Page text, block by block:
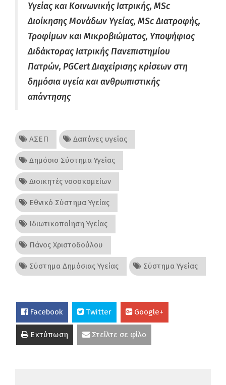
Υγείας και Κοινωνικής Ιατρικής, MSc
Διοίκησης Μονάδων Υγείας, MSc Διατροφής,
Τροφίμων και Μικροβιώματος, Υποψήφιος
Διδάκτορας Ιατρικής Πανεπιστημίου
Πατρών, PGCert Διαχείρισης κρίσεων στη
δημόσια υγεία και ανθρωπιστικής
απάντησης
ΑΣΕΠ Δαπάνες υγείας
Δημόσιο Σύστημα Υγείας
Διοικητές νοσοκομείων
Εθνικό Σύστημα Υγείας
Ιδιωτικοποίηση Υγείας
Πάνος Χριστοδούλου
Σύστημα Δημόσιας Υγείας Σύστημα Υγείας
Facebook Twitter Google+
Εκτύπωση Στείλτε σε φίλο